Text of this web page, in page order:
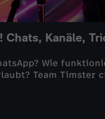
Chats, Kanäle,
Wie
Team Timster